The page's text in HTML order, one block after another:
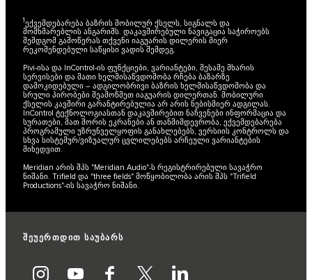
1ექვემდებარება ბაზრის მობილურ ქსელს, სიგნალს და
მომხმარებლის ანგარიშს. დაკავშირებული ნავიგაცია საჭიროებს
შემდგომ გამოწერას თქვენი იაგუარის დილერის მიერ
რეკომენდებული საწყისი ვადის შემდეგ.
Pivi-ისა და InControl-ის ფუნქციები, ვარიანტები, მესამე მხარის
სერვისები და მათი ხელმისაწვდომობა რჩება ბაზარზე
დამოკიდებული – ადგილობრივი ბაზრის ხელმისაწვდომობა და
სრული პირობები შეამოწმეთ იაგუარის დილერთან. მობილური
ქსელის კავშირი გარანტირებულია არ არის ნებისმიერ ადგილას.
InControl ტექნოლოგიასთან დაკავშირებით ნაჩვენები ინფორმაცია და
სურათები, მათ შორის ეკრანები ან თანმიმდევრობა, ექვემდებარება
პროგრამული უზრუნველყოფის განახლებებს, ვერსიის კონტროლს და
სხვა სისტემურ/ვიზუალურ ცვლილებებს არჩეული ვარიანტების
მიხედვით.
Meridian არის შპს "Meridian Audio"-ს რეგისტრირებული სავაჭრო
ნიშანი. Trifield და "three fields" მოწყობილობა არის შპს "Trifield
Productions"-ის სავაჭრო ნიშანი.
შეუერთდით საუბარს